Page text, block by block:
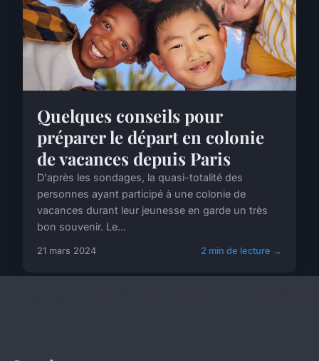
Quelques conseils pour
préparer le départ en colonie
de vacances depuis Paris
D'après les sondages, la quasi-totalité des
personnes ayant participé à une colonie de
vacances durant leur jeunesse en garde un très
bon souvenir. Le...
21 mars 2024 2 min de lecture →